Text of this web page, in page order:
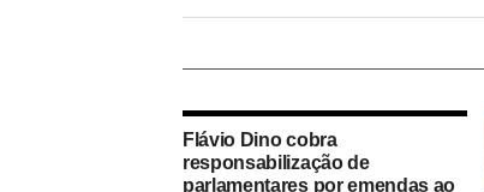
Flávio Dino cobra
responsabilização de
parlamentares por emendas ao